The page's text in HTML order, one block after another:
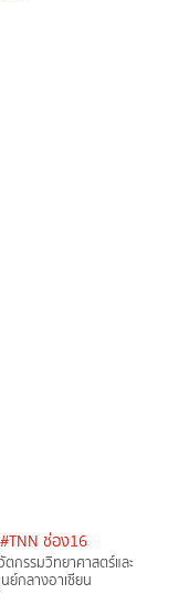
#TNN ช่อง16
ตกรรมวิทยาศาสตร์และ
ย์กลางอาเซียน